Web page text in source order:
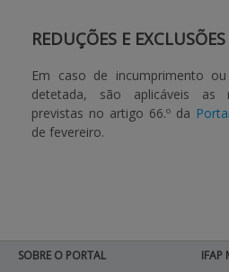
REDUÇÕES E
Em caso de incumprimento ou
detetada, são aplicáveis as
previstas no artigo 66.º da
de fevereiro.
SOBRE O PORTAL
IFAP